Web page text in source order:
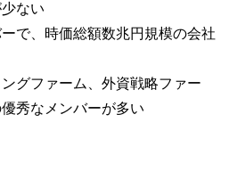
ない
で、時価総額数兆円規模の会社
グファーム、外資戦略ファー
秀なメンバーが多い